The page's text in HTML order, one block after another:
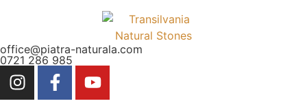
office@piatra-naturala.com
0721 286 985